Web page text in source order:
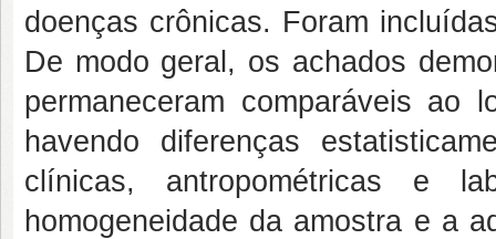
doenças crônicas. Foram
De modo geral, os achados
permaneceram comparáveis ao
havendo diferenças
clínicas, antropométricas e
homogeneidade da amostra e a